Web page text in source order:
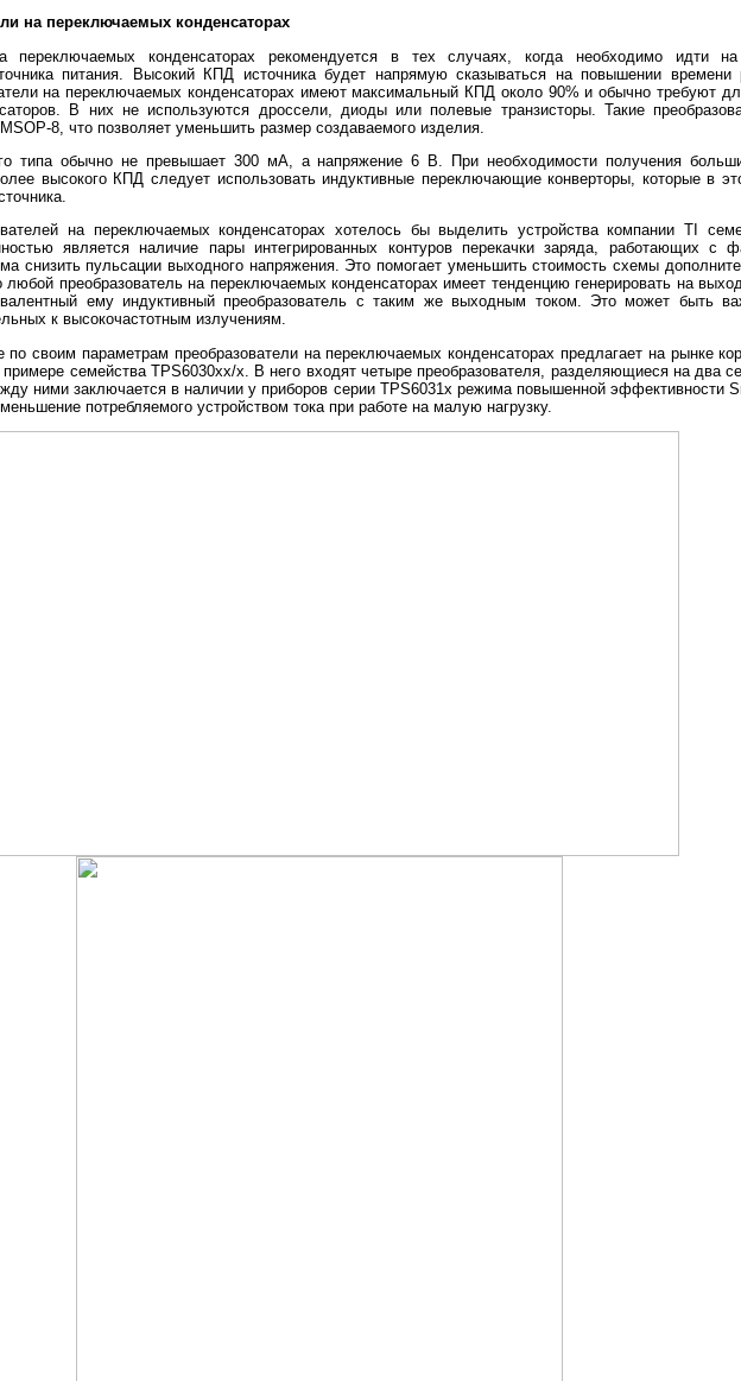
на переключаемых конденсаторах
переключаемых конденсаторах рекомендуется в тех случаях, когда необходимо идти
питания. Высокий КПД источника будет напрямую сказываться на повышении времени
на переключаемых конденсаторах имеют максимальный КПД около 90% и обычно требуют
В них не используются дроссели, диоды или полевые транзисторы. Такие
8, что позволяет уменьшить размер создаваемого изделия.
типа обычно не превышает 300 мА, а напряжение 6 В. При необходимости получения
высокого КПД следует использовать индуктивные переключающие конверторы, которые в
на переключаемых конденсаторах хотелось бы выделить устройства компании TI
является наличие пары интегрированных контуров перекачки заряда, работающих с
снизить пульсации выходного напряжения. Это помогает уменьшить стоимость схемы
преобразователь на переключаемых конденсаторах имеет тенденцию генерировать на
ему индуктивный преобразователь с таким же выходным током. Это может быть
к высокочастотным излучениям.
по своим параметрам преобразователи на переключаемых конденсаторах предлагает на рынке
семейства TPS6030xx/х. В него входят четыре преобразователя, разделяющиеся на два
ними заключается в наличии у приборов серии TPS6031x режима повышенной эффективности
потребляемого устройством тока при работе на малую нагрузку.